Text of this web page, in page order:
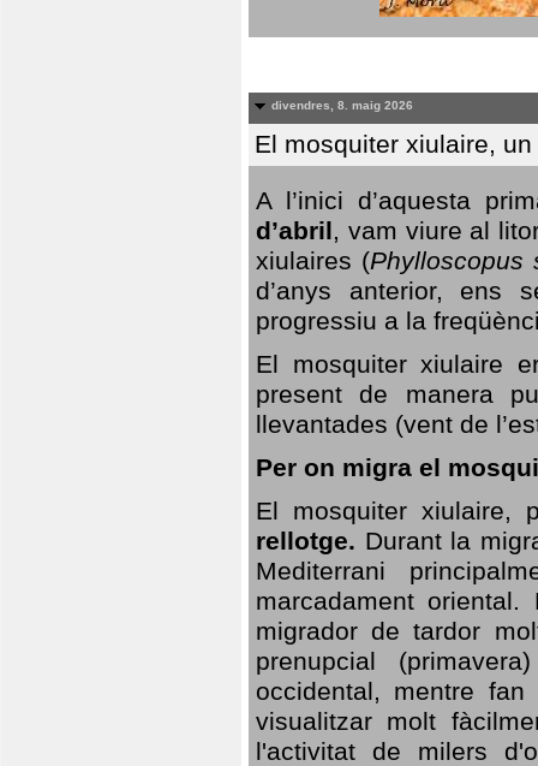
divendres, 8. maig 2026
El mosquiter xiulaire,
A l’inici d’aquesta
d’abril, vam viure al
xiulaires (Phylloscopus
d’anys anterior, ens
progressiu a la
El mosquiter xiulaire
present de manera
llevantades (vent de
Per on migra el
El mosquiter xiulaire,
rellotge. Durant la
Mediterrani
marcadament
migrador de tardor
prenupcial
occidental, mentre
visualitzar molt
l'activitat de milers